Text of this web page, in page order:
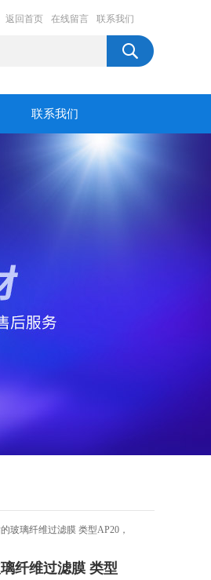
返回首页 在线留言 联系我们
联系我们
玻璃纤维过滤膜 类型AP20，
纤维过滤膜 类型